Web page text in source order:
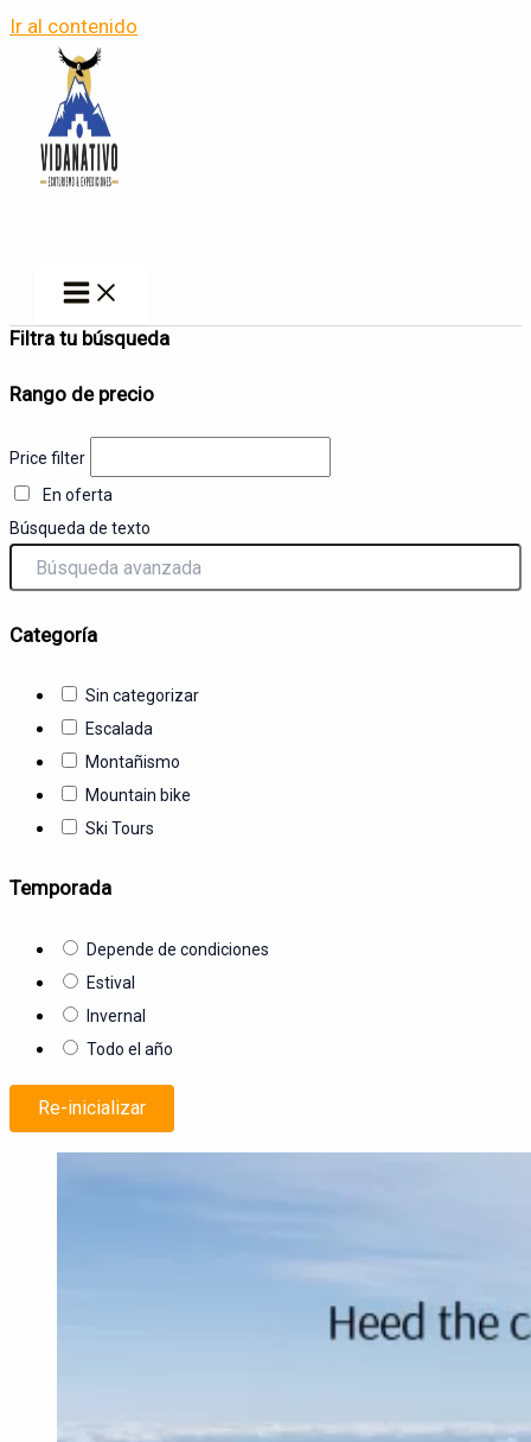
Ir al contenido
Filtra tu búsqueda
Rango de precio
Price filter
En oferta
Búsqueda de texto
Categoría
Sin categorizar
Escalada
Montañismo
Mountain bike
Ski Tours
Temporada
Depende de condiciones
Estival
Invernal
Todo el año
Re-inicializar